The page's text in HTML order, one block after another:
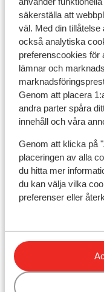
säkerställa att
väl. Med din
också analytiska
preferenscookies för
lämnar och
Genom att placera
andra parter spåra
innehåll och våra
Genom att klicka på
placeringen av alla
du hitta mer
du kan välja vilka
preferenser eller
Läge
I området
Avstånd till
Avstånd till pist
Avstånd till
Avstånd till skidlift
Avstånd till